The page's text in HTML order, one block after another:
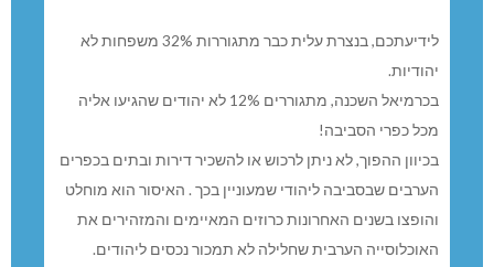
לידיעתכם, בנצרת עלית כבר מתגוררות 32% משפחות לא
בכרמיאל השכנה, מתגוררים 12% לא יהודים שהגיעו אליה
כפרי הסביבה!
ההפוך, לא ניתן לרכוש או להשכיר דירות ובתים בכפרים
שבסביבה ליהודי שמעוניין בכך . האיסור הוא מוחלט
בשנים האחרונות כרוזים המאיימים והמזהירים את
הערבית שחלילה לא תמכור נכסים ליהודים.